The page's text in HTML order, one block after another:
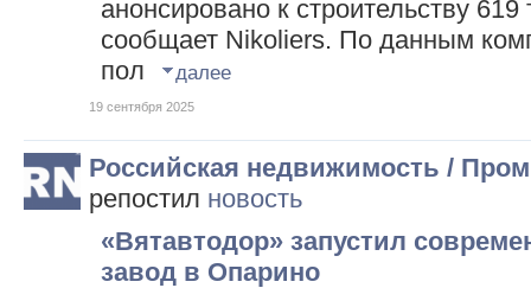
анонсировано к строительству
сообщает Nikoliers. По данным
пол
далее
19 сентября 2025
Российская недвижимость /
репостил новость
«Вятавтодор» запустил
завод в Опарино